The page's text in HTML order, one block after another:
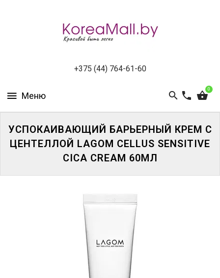
+375 (44) 764-61-60
0
СПЕЦПРЕДЛОЖЕНИЯ
ВСЕ
БРЕНДЫ
D
УСПОКАИВАЮЩИЙ БАРЬЕРНЫЙ КРЕМ С
ЦЕНТЕЛЛОЙ LAGOM CELLUS SENSITIVE
CICA CREAM 60МЛ